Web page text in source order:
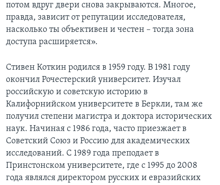
потом вдруг двери снова закрываются. Многое,
правда, зависит от репутации исследователя,
насколько ты объективен и честен – тогда зона
доступа расширяется».
Стивен Коткин родился в 1959 году. В 1981 году
окончил Рочестерский университет. Изучал
российскую и советскую историю в
Калифорнийском университете в Беркли, там же
получил степени магистра и доктора исторических
наук. Начиная с 1986 года, часто приезжает в
Советский Союз и Россию для академических
исследований. С 1989 года преподает в
Принстонском университете, где с 1995 до 2008
года являлся директором русских и евразийских